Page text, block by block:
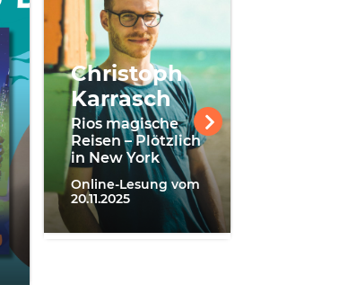
Christoph
Karrasch
Rios magische
Reisen – Plötzlich
in New York
Online-Lesung vom
20.11.2025